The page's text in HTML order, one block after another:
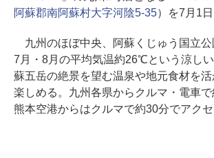
阿蘇郡南阿蘇村大字河陰5-35）を7月1日
九州のほぼ中央、阿蘇くじゅう国立公
7月・8月の平均気温約26℃という涼し
蘇五岳の絶景を望む温泉や地元食材を
楽しめる。九州各県からクルマ・電車で
熊本空港からはクルマで約30分でアクセ